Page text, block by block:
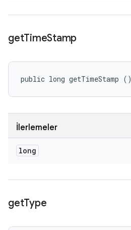
getTimeStamp
public long getTimeStamp ()
İlerlemeler
long
getType